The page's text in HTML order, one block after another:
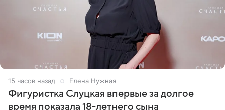
15 часов назад Елена Нужная
Фигуристка Слуцкая впервые за долгое
время показала 18-летнего сына